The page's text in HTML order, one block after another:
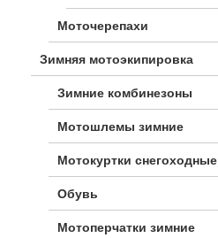
Моточерепахи
Зимняя мотоэкипировка
Зимние комбинезоны
Мотошлемы зимние
Мотокуртки снегоходные
Обувь
Мотоперчатки зимние